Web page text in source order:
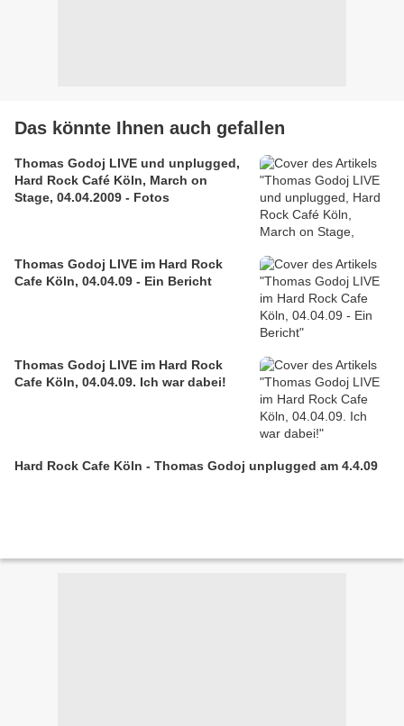
Das könnte Ihnen auch gefallen
Thomas Godoj LIVE und unplugged,
Hard Rock Café Köln, March on
Stage, 04.04.2009 - Fotos
Thomas Godoj LIVE im Hard Rock
Cafe Köln, 04.04.09 - Ein Bericht
Thomas Godoj LIVE im Hard Rock
Cafe Köln, 04.04.09. Ich war dabei!
Hard Rock Cafe Köln - Thomas Godoj unplugged am 4.4.09